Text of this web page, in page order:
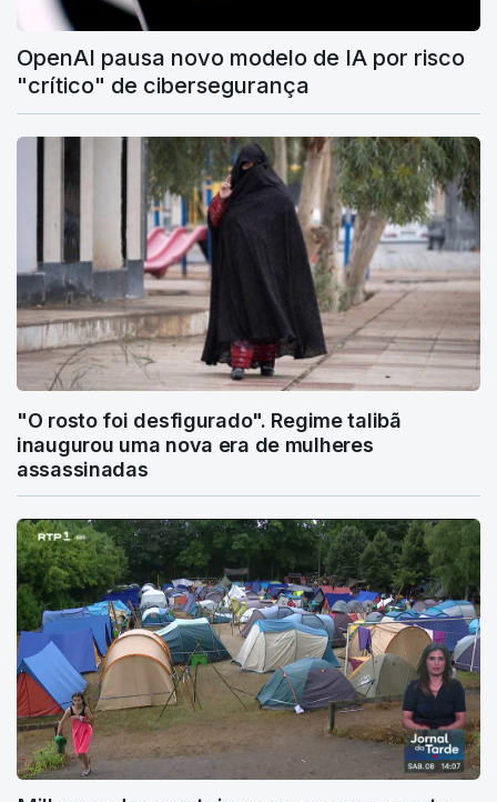
OpenAI pausa novo modelo de IA por risco
"crítico" de cibersegurança
"O rosto foi desfigurado". Regime talibã
inaugurou uma nova era de mulheres
assassinadas